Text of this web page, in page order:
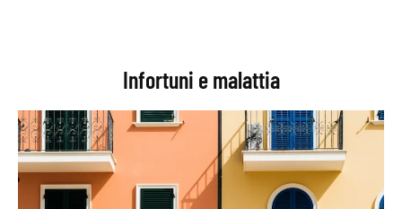
Infortuni e malattia